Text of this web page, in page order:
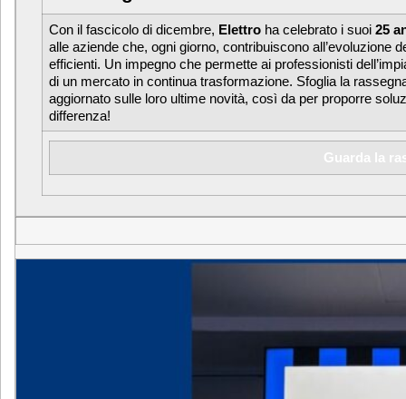
Con il fascicolo di dicembre, Elettro ha celebrato i suoi25
alle aziende che, ogni giorno, contribuiscono
efficienti. Un impegno che permette ai professionisti
di un mercato in continua trasformazione. Sfoglia la
aggiornato sulle loro ultime novità, così da per proporre
differenza!
Guarda la